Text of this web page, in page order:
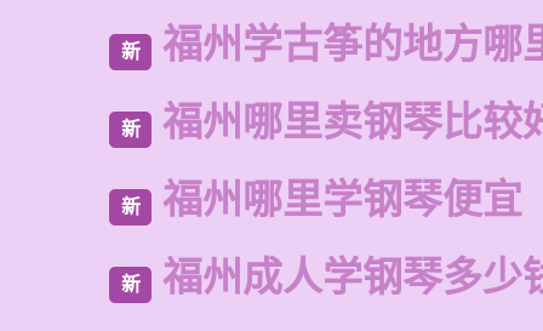
新 福州学古筝的地方哪
新 福州哪里卖钢琴比较
新 福州哪里学钢琴便宜
新 福州成人学钢琴多少